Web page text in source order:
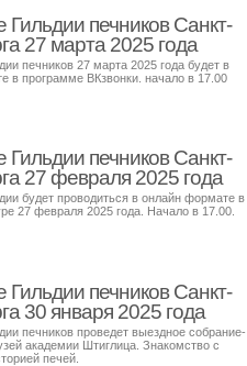
печников Санкт-
27 марта 2025 года
печников 27 марта 2025 года будет в
в программе ВКзвонки. начало в 17.00
печников Санкт-
27 февраля 2025 года
будет проводиться в онлайн формате в
27 февраля 2025 года. Начало в 17.00.
печников Санкт-
30 января 2025 года
печников проведет выездное собрание-
академии Штиглица. Знакомство с
печей.